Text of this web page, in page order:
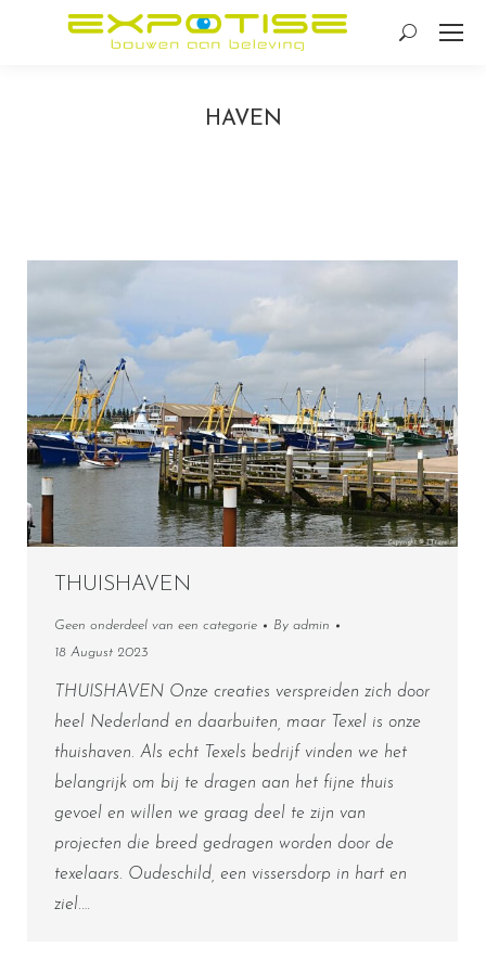
Search:
HAVEN
THUISHAVEN
Geen onderdeel van een categorie By admin
18 August 2023
THUISHAVEN Onze creaties verspreiden zich door
heel Nederland en daarbuiten, maar Texel is onze
thuishaven. Als echt Texels bedrijf vinden we het
belangrijk om bij te dragen aan het fijne thuis
gevoel en willen we graag deel te zijn van
projecten die breed gedragen worden door de
texelaars. Oudeschild, een vissersdorp in hart en
ziel.…